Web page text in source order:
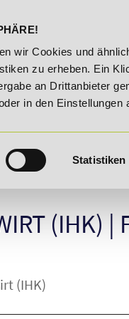
wir Cookies und
zu erheben. Ein
an Drittanbieter
in den Einstellungen
Statistiken
03.09.2026 -
(IHK) |
(IHK)